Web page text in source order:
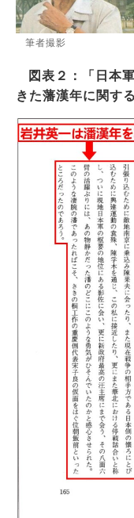
筆者撮影
図表２：「日本
きた藩漢年に関す